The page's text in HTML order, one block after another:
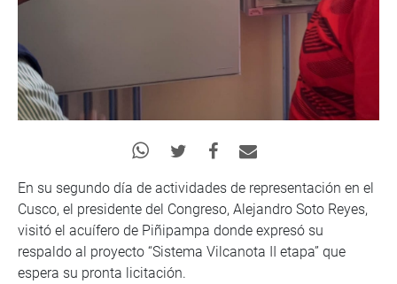
En su segundo día de actividades de representación en el
Cusco, el presidente del Congreso, Alejandro Soto Reyes,
visitó el acuífero de Piñipampa donde expresó su
respaldo al proyecto “Sistema Vilcanota II etapa” que
espera su pronta licitación.